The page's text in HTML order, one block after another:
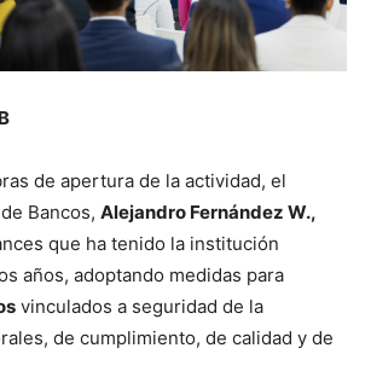
de apertura de la actividad, el
Bancos, Alejandro Fernández W.,
que ha tenido la institución
años, adoptando medidas para
vinculados a seguridad de la
de cumplimiento, de calidad y de